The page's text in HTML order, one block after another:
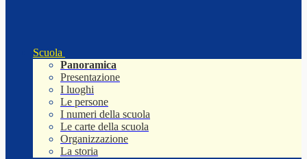
Scuola
Panoramica
Presentazione
I luoghi
Le persone
I numeri della scuola
Le carte della scuola
Organizzazione
La storia